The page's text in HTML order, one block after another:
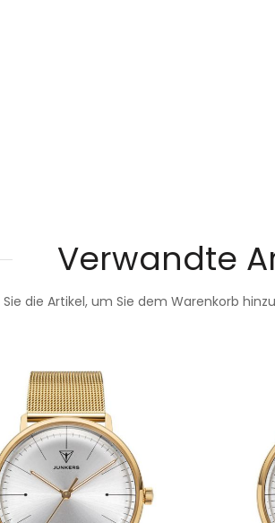
Verwandte
Sie die Artikel, um Sie dem Warenkorb